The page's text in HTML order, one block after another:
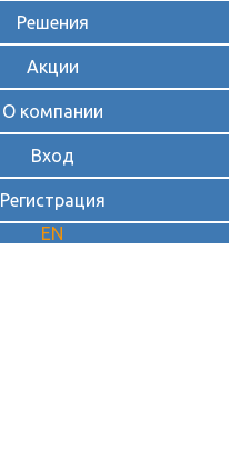
Решения
Акции
О компании
Вход
Регистрация
EN